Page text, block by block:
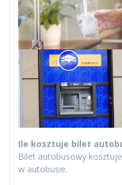
Ile kosztuje bilet
Bilet autobusowy
w autobusie.